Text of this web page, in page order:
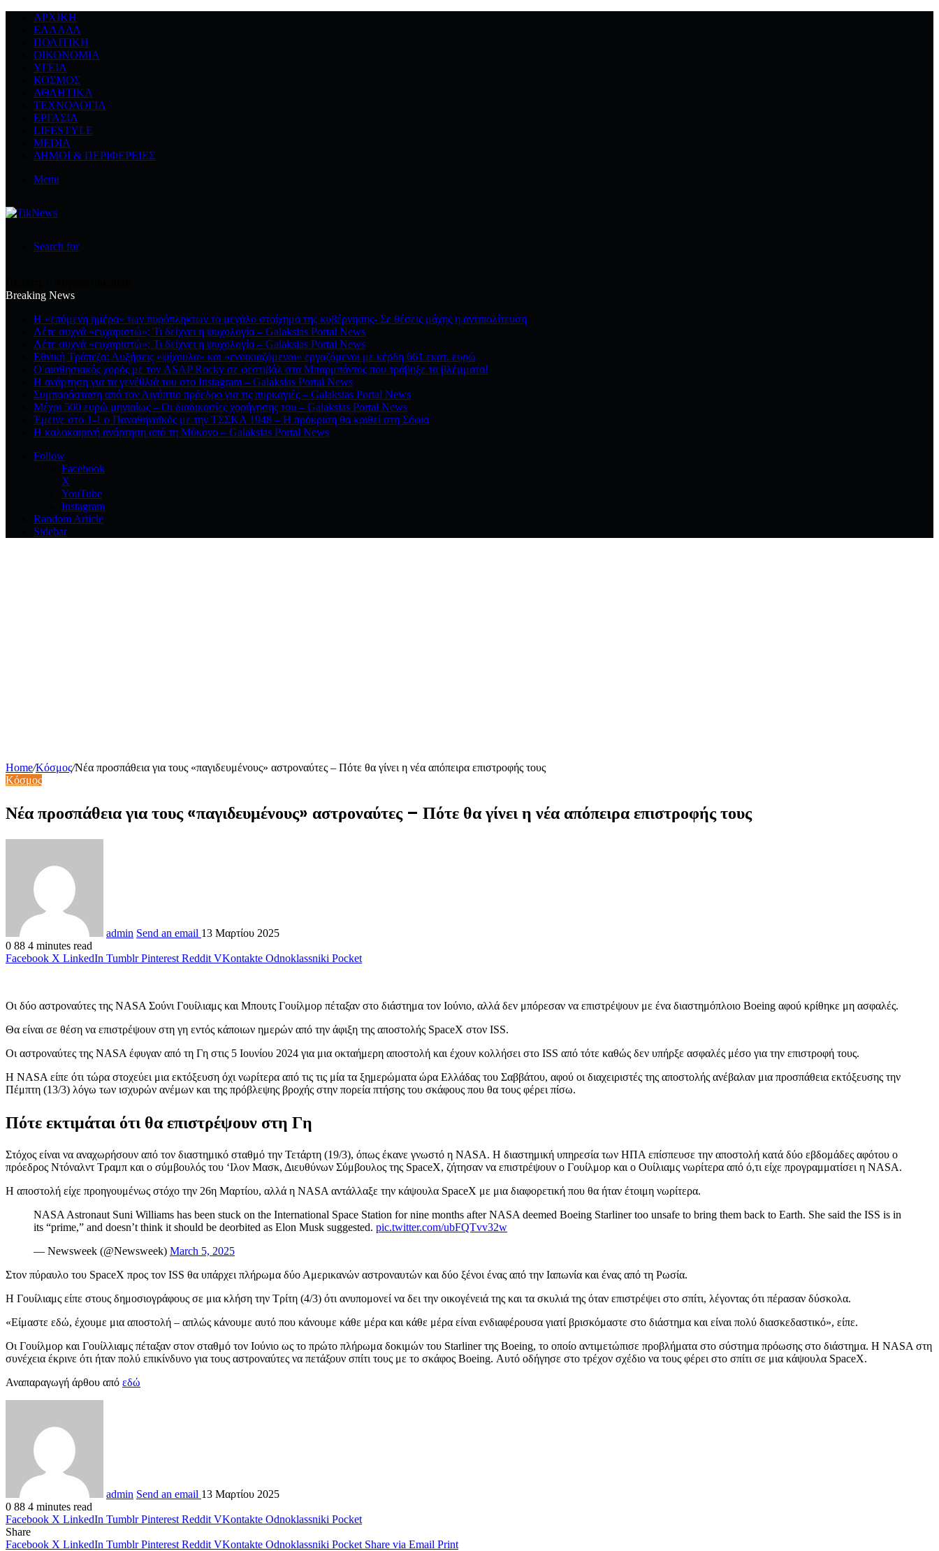
ΑΡΧΙΚΉ
ΕΛΛΆΔΑ
ΠΟΛΙΤΙΚΉ
ΟΙΚΟΝΟΜΊΑ
ΥΓΕΊΑ
ΚΌΣΜΟΣ
ΑΘΛΗΤΙΚΆ
ΤΕΧΝΟΛΟΓΙΆ
ΕΡΓΑΣΊΑ
LIFESTYLE
MEDIA
ΔΉΜΟΙ & ΠΕΡΙΦΈΡΕΙΕΣ
Menu
Search for
Breaking News
Η «επόμενη ημέρα» των πυρόπληκτων το μεγάλο στοίχημα της κυβέρνησης- Σε θέσεις μάχης η αντιπολίτευση
Λέτε συχνά «ευχαριστώ»; Τι δείχνει η ψυχολογία – Galaksias Portal News
Λέτε συχνά «ευχαριστώ»; Τι δείχνει η ψυχολογία – Galaksias Portal News
Εθνική Τράπεζα: Αυξήσεις «ψίχουλα» και «ενοικιαζόμενοι» εργαζόμενοι με κέρδη 661 εκατ. ευρώ
Ο αισθησιακός χορός με τον ASAP Rocky σε φεστιβάλ στα Μπαρμπάντος που τράβηξε τα βλέμματα!
Η ανάρτηση για τα γενέθλιά του στο Instagram – Galaksias Portal News
Συμπαράσταση από τον Αιγύπτιο πρόεδρο για τις πυρκαγιές – Galaksias Portal News
Μέχρι 500 ευρώ μηνιαίως – Οι διαδικασίες χορήγησης του – Galaksias Portal News
Έμεινε στο 1-1 ο Παναθηναϊκός με την ΤΣΣΚΑ 1948 – Η πρόκριση θα κριθεί στη Σόφια
Η καλοκαιρινή ανάρτηση από τη Μύκονο – Galaksias Portal News
Follow
Facebook
X
YouTube
Instagram
Random Article
Sidebar
Home/Κόσμος/Νέα προσπάθεια για τους «παγιδευμένους» αστροναύτες – Πότε θα γίνει η νέα απόπειρα επιστροφής τους
Κόσμος
Νέα προσπάθεια για τους «παγιδευμένους» αστροναύτες – Πότε θα γίνει η νέα απόπειρα επιστροφής τους
admin Send an email 13 Μαρτίου 2025
0 88 4 minutes read
Facebook X LinkedIn Tumblr Pinterest Reddit VKontakte Odnoklassniki Pocket
Οι δύο αστροναύτες της NASA Σούνι Γουίλιαμς και Μπουτς Γουίλμορ πέταξαν στο διάστημα τον Ιούνιο, αλλά δεν μπόρεσαν να επιστρέψουν με ένα διαστημόπλοιο Boeing αφού κρίθηκε μη ασφαλές.
Θα είναι σε θέση να επιστρέψουν στη γη εντός κάποιων ημερών από την άφιξη της αποστολής SpaceX στον ISS.
Οι αστροναύτες της NASA έφυγαν από τη Γη στις 5 Ιουνίου 2024 για μια οκταήμερη αποστολή και έχουν κολλήσει στο ISS από τότε καθώς δεν υπήρξε ασφαλές μέσο για την επιστροφή τους.
Η NASA είπε ότι τώρα στοχεύει μια εκτόξευση όχι νωρίτερα από τις τις μία τα ξημερώματα ώρα Ελλάδας του Σαββάτου, αφού οι διαχειριστές της αποστολής ανέβαλαν μια προσπάθεια εκτόξευσης την
Πέμπτη (13/3) λόγω των ισχυρών ανέμων και της πρόβλεψης βροχής στην πορεία πτήσης του σκάφους που θα τους φέρει πίσω.
Πότε εκτιμάται ότι θα επιστρέψουν στη Γη
Στόχος είναι να αναχωρήσουν από τον διαστημικό σταθμό την Τετάρτη (19/3), όπως έκανε γνωστό η NASA. Η διαστημική υπηρεσία των ΗΠΑ επίσπευσε την αποστολή κατά δύο εβδομάδες αφότου ο
πρόεδρος Ντόναλντ Τραμπ και ο σύμβουλός του ‘Ιλον Μασκ, Διευθύνων Σύμβουλος της SpaceX, ζήτησαν να επιστρέψουν ο Γουίλμορ και ο Ουίλιαμς νωρίτερα από ό,τι είχε προγραμματίσει η NASA.
Η αποστολή είχε προηγουμένως στόχο την 26η Μαρτίου, αλλά η NASA αντάλλαξε την κάψουλα SpaceX με μια διαφορετική που θα ήταν έτοιμη νωρίτερα.
NASA Astronaut Suni Williams has been stuck on the International Space Station for nine months after NASA deemed Boeing Starliner too unsafe to bring them back to Earth. She said the ISS is in
its “prime,” and doesn’t think it should be deorbited as Elon Musk suggested. pic.twitter.com/ubFQTvv32w
— Newsweek (@Newsweek) March 5, 2025
Στον πύραυλο του SpaceX προς τον ISS θα υπάρχει πλήρωμα δύο Αμερικανών αστροναυτών και δύο ξένοι ένας από την Ιαπωνία και ένας από τη Ρωσία.
Η Γουίλιαμς είπε στους δημοσιογράφους σε μια κλήση την Τρίτη (4/3) ότι ανυπομονεί να δει την οικογένειά της και τα σκυλιά της όταν επιστρέψει στο σπίτι, λέγοντας ότι πέρασαν δύσκολα.
«Είμαστε εδώ, έχουμε μια αποστολή – απλώς κάνουμε αυτό που κάνουμε κάθε μέρα και κάθε μέρα είναι ενδιαφέρουσα γιατί βρισκόμαστε στο διάστημα και είναι πολύ διασκεδαστικό», είπε.
Οι Γουίλμορ και Γουίλλιαμς πέταξαν στον σταθμό τον Ιούνιο ως το πρώτο πλήρωμα δοκιμών του Starliner της Boeing, το οποίο αντιμετώπισε προβλήματα στο σύστημα πρόωσης στο διάστημα. Η NASA στη
συνέχεια έκρινε ότι ήταν πολύ επικίνδυνο για τους αστροναύτες να πετάξουν σπίτι τους με το σκάφος Boeing. Αυτό οδήγησε στο τρέχον σχέδιο να τους φέρει στο σπίτι σε μια κάψουλα SpaceX.
Αναπαραγωγή άρθου από εδώ
admin Send an email 13 Μαρτίου 2025
0 88 4 minutes read
Facebook X LinkedIn Tumblr Pinterest Reddit VKontakte Odnoklassniki Pocket
Share
Facebook X LinkedIn Tumblr Pinterest Reddit VKontakte Odnoklassniki Pocket Share via Email Print